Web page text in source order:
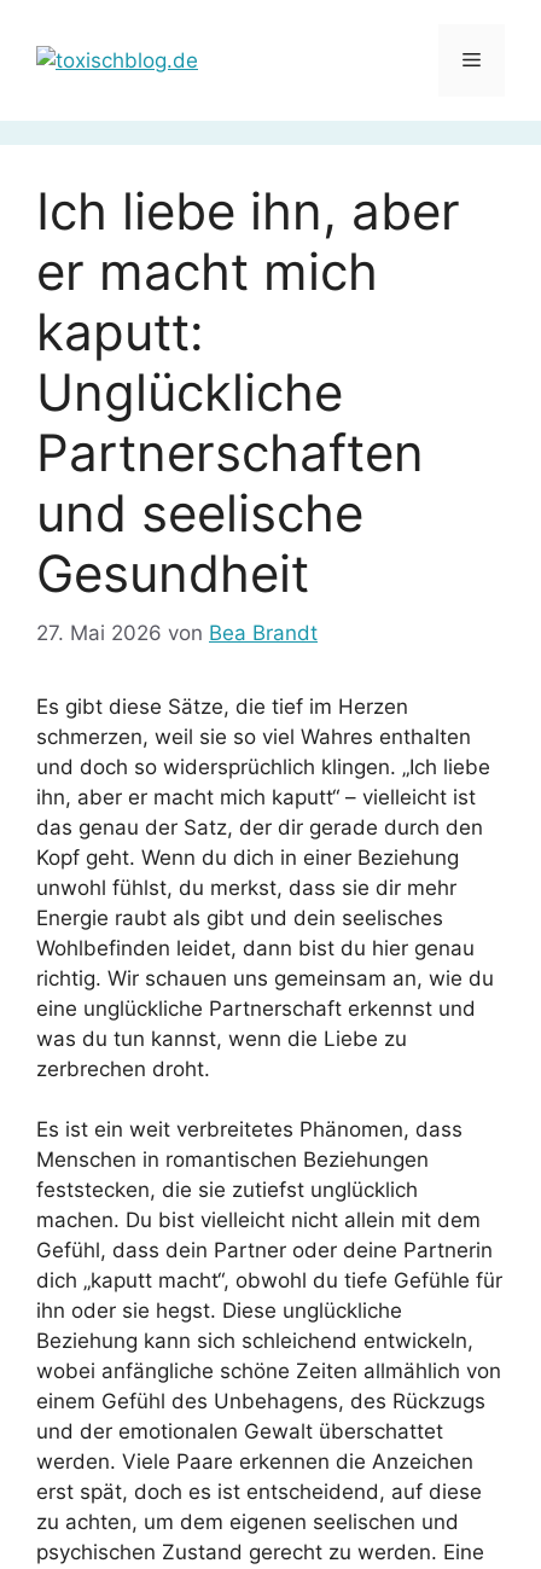
Inhalt
springen
Menü
Ich liebe ihn, aber
er macht mich
kaputt:
Unglückliche
Partnerschaften
und seelische
Gesundheit
27. Mai 2026 von Bea Brandt
Es gibt diese Sätze, die tief im Herzen
schmerzen, weil sie so viel Wahres enthalten
und doch so widersprüchlich klingen. „Ich liebe
ihn, aber er macht mich kaputt“ – vielleicht ist
das genau der Satz, der dir gerade durch den
Kopf geht. Wenn du dich in einer Beziehung
unwohl fühlst, du merkst, dass sie dir mehr
Energie raubt als gibt und dein seelisches
Wohlbefinden leidet, dann bist du hier genau
richtig. Wir schauen uns gemeinsam an, wie du
eine unglückliche Partnerschaft erkennst und
was du tun kannst, wenn die Liebe zu
zerbrechen droht.
Es ist ein weit verbreitetes Phänomen, dass
Menschen in romantischen Beziehungen
feststecken, die sie zutiefst unglücklich
machen. Du bist vielleicht nicht allein mit dem
Gefühl, dass dein Partner oder deine Partnerin
dich „kaputt macht“, obwohl du tiefe Gefühle für
ihn oder sie hegst. Diese unglückliche
Beziehung kann sich schleichend entwickeln,
wobei anfängliche schöne Zeiten allmählich von
einem Gefühl des Unbehagens, des Rückzugs
und der emotionalen Gewalt überschattet
werden. Viele Paare erkennen die Anzeichen
erst spät, doch es ist entscheidend, auf diese
zu achten, um dem eigenen seelischen und
psychischen Zustand gerecht zu werden. Eine